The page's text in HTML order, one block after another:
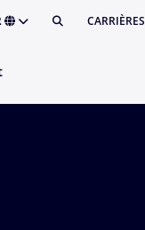
CARRIÈRES